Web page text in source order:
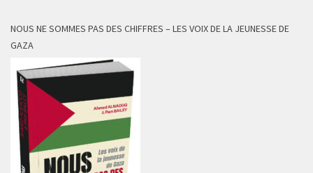
NOUS NE SOMMES PAS DES CHIFFRES – LES VOIX DE LA JEUNESSE DE
GAZA